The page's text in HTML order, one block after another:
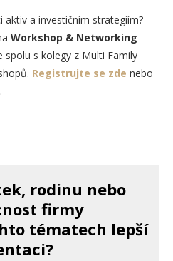
aktiv a investičním strategiím?
Workshop & Networking
spolu s kolegy z Multi Family
Registrujte se zde nebo
.
rodinu nebo
firmy
tématech lepší